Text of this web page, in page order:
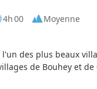
4h 00
Moyenne
des plus beaux
de Bouhey et